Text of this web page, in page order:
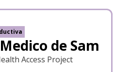
de Sam
Access Project